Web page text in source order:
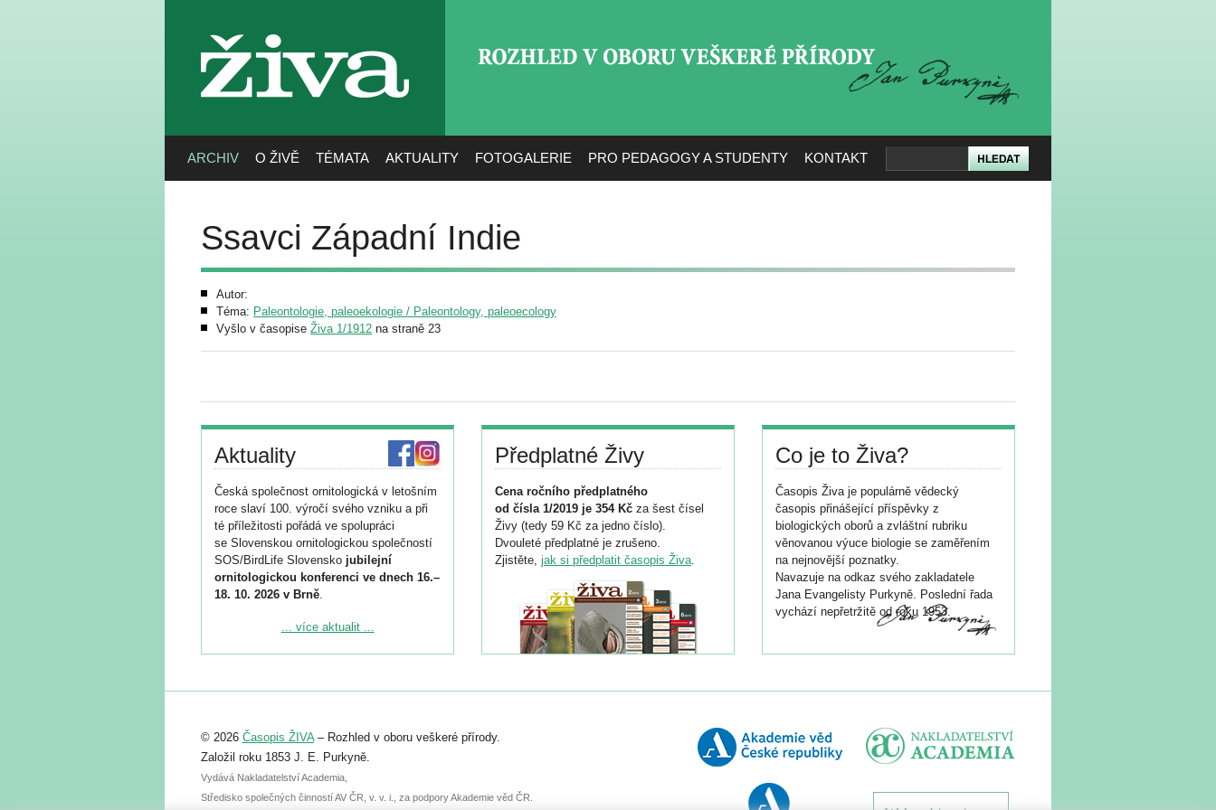
živa
ARCHIV O ŽIVĚ TÉMATA AKTUALITY FOTOGALERIE PRO PEDAGOGY A STUDENTY KONTAKT
Ssavci Západní Indie
Autor:
Téma: Paleontologie, paleoekologie / Paleontology, paleoecology
Vyšlo v časopise Živa 1/1912 na straně 23
Aktuality
Česká společnost ornitologická v letošním
roce slaví 100. výročí svého vzniku a při
té příležitosti pořádá ve spolupráci
se Slovenskou ornitologickou společností
SOS/BirdLife Slovensko jubilejní
ornitologickou konferenci ve dnech 16.–
18. 10. 2026 v Brně.
Podrobnější informace ke konferenci
Registrovat se můžete do 6. září.
abstraktu přihlášené přednášky nebo
posteru je už 30. června.
... více aktualit ...
Předplatné Živy
Cena ročního předplatného
od čísla 1/2019 je 354 Kč za šest čísel
Živy (tedy 59 Kč za jedno číslo).
Dvouleté předplatné je zrušeno.
Zjistěte, jak si předplatit časopis Živa.
Co je to Živa?
Časopis Živa je populárně vědecký
časopis přinášející příspěvky z
biologických oborů a zvláštní rubriku
věnovanou výuce biologie se zaměřením
na nejnovější poznatky.
Navazuje na odkaz svého zakladatele
Jana Evangelisty Purkyně. Poslední řada
vychází nepřetržitě od roku 1953.
© 2026 Časopis ŽIVA– Rozhled v oboru veškeré přírody.
Založil roku 1853 J. E. Purkyně.
Vydává Nakladatelství Academia,
Středisko společných činností AV ČR, v. v. i., za podpory Akademie věd ČR.